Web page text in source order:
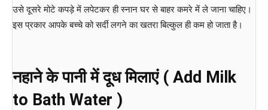
उसे दूसरे मोटे कपड़े में लपेटकर ही स्नान घर से बाहर कमरे में ले जाना चाहिए।
इस प्रकार आपके बच्चे को सर्दी लगने का खतरा बिल्कुल ही कम हो जाता है।
नहाने के पानी में दूध मिलाएं ( Add Milk
to Bath Water )